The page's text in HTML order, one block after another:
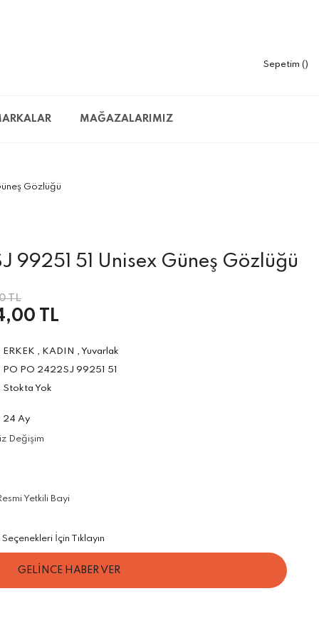
Sepetim
MAĞAZALARIMIZ
Gözlüğü
99251 51 Unisex Güneş Gözlüğü
TL
TL
ERKEK , KADIN , Yuvarlak
PO PO 2422SJ 99251 51
Stokta Yok
24 Ay
Değişim
Yetkili Bayi
İçin Tıklayın
GELİNCE HABER VER